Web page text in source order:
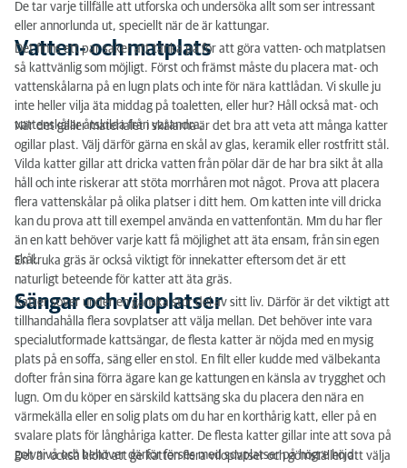
De tar varje tillfälle att utforska och undersöka allt som ser intressant
eller annorlunda ut, speciellt när de är kattungar.
Vatten- och matplats
Det finns ett par saker att tänka på för att göra vatten- och matplatsen
så kattvänlig som möjligt. Först och främst måste du placera mat- och
vattenskålarna på en lugn plats och inte för nära kattlådan. Vi skulle ju
inte heller vilja äta middag på toaletten, eller hur? Håll också mat- och
vattenskålar åtskilda från varandra.
När det gäller materialet i skålarna är det bra att veta att många katter
ogillar plast. Välj därför gärna en skål av glas, keramik eller rostfritt stål.
Vilda katter gillar att dricka vatten från pölar där de har bra sikt åt alla
håll och inte riskerar att stöta morrhåren mot något. Prova att placera
flera vattenskålar på olika platser i ditt hem. Om katten inte vill dricka
kan du prova att till exempel använda en vattenfontän. Mm du har fler
än en katt behöver varje katt få möjlighet att äta ensam, från sin egen
skål.
En kruka gräs är också viktigt för innekatter eftersom det är ett
naturligt beteende för katter att äta gräs.
Sängar och viloplatser
Katter sover under en ganska stor del av sitt liv. Därför är det viktigt att
tillhandahålla flera sovplatser att välja mellan. Det behöver inte vara
specialutformade kattsängar, de flesta katter är nöjda med en mysig
plats på en soffa, säng eller en stol. En filt eller kudde med välbekanta
dofter från sina förra ägare kan ge kattungen en känsla av trygghet och
lugn. Om du köper en särskild kattsäng ska du placera den nära en
värmekälla eller en solig plats om du har en korthårig katt, eller på en
svalare plats för långhåriga katter. De flesta katter gillar inte att sova på
golvnivå och behöver därför förses med sovplatser på högre höjd.
Det är också klokt att ge katten flera viloplatser och gömställen att välja